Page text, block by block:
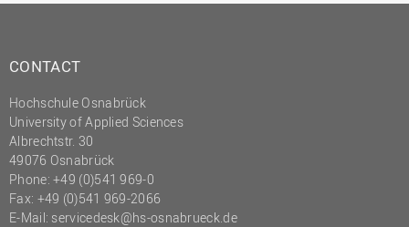
Personalrat
Präsidialbüro
Professional School
Projekte des Präsidiums
Projektmanagement Office
(PMO)
CONTACT
Hochschule Osnabrück
University of Applied Sciences
Albrechtstr. 30
49076 Osnabrück
Phone: +49 (0)541 969-0
Fax: +49 (0)541 969-2066
E-Mail: servicedesk@hs-osnabrueck.de